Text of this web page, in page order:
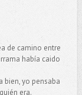
de camino entre
había caido
bien, yo pensaba
era.